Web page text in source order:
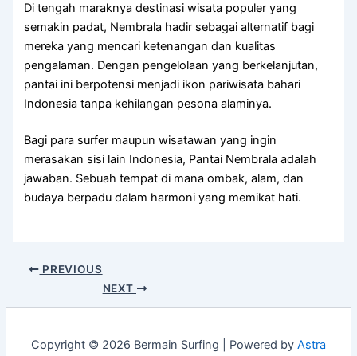
Di tengah maraknya destinasi wisata populer yang
semakin padat, Nembrala hadir sebagai alternatif bagi
mereka yang mencari ketenangan dan kualitas
pengalaman. Dengan pengelolaan yang berkelanjutan,
pantai ini berpotensi menjadi ikon pariwisata bahari
Indonesia tanpa kehilangan pesona alaminya.
Bagi para surfer maupun wisatawan yang ingin
merasakan sisi lain Indonesia, Pantai Nembrala adalah
jawaban. Sebuah tempat di mana ombak, alam, dan
budaya berpadu dalam harmoni yang memikat hati.
PREVIOUS
NEXT
Copyright © 2026 Bermain Surfing | Powered by Astra